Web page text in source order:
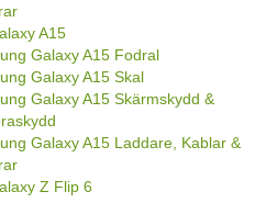
A15
Galaxy A15 Fodral
Galaxy A15 Skal
Galaxy A15 Skärmskydd &
Galaxy A15 Laddare, Kablar &
Z Flip 6